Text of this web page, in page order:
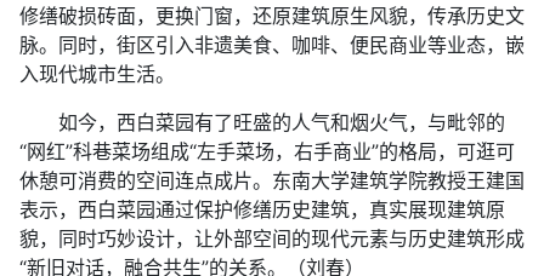
修缮破损砖面，更换门窗，还原建筑原生风貌，传承历史文
脉。同时，街区引入非遗美食、咖啡、便民商业等业态，嵌
入现代城市生活。
如今，西白菜园有了旺盛的人气和烟火气，与毗邻的
“网红”科巷菜场组成“左手菜场，右手商业”的格局，可逛可
休憩可消费的空间连点成片。东南大学建筑学院教授王建国
表示，西白菜园通过保护修缮历史建筑，真实展现建筑原
貌，同时巧妙设计，让外部空间的现代元素与历史建筑形成
“新旧对话，融合共生”的关系。（刘春）